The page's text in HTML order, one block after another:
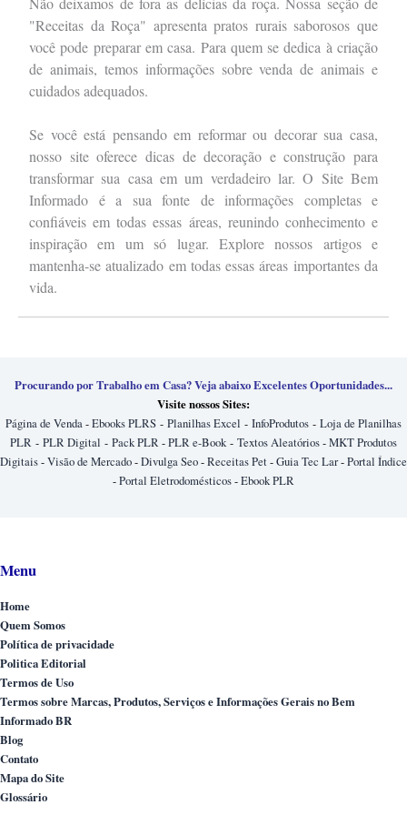
"Receitas da Roça" apresenta pratos rurais saborosos que
você pode preparar em casa. Para quem se dedica à criação
de animais, temos informações sobre venda de animais e
cuidados adequados.
Se você está pensando em reformar ou decorar sua casa,
nosso site oferece dicas de decoração e construção para
transformar sua casa em um verdadeiro lar. O Site Bem
Informado é a sua fonte de informações completas e
confiáveis em todas essas áreas, reunindo conhecimento e
inspiração em um só lugar. Explore nossos artigos e
mantenha-se atualizado em todas essas áreas importantes da
vida.
Procurando por Trabalho em Casa? Veja abaixo Excelentes Oportunidades...
Visite nossos Sites:
Página de Venda-Ebooks PLRS - Planilhas Excel - InfoProdutos - Loja de Planilhas
PLR - PLR Digital - Pack PLR-PLR e-Book- Textos Aleatórios-MKT Produtos
Digitais-Visão de Mercado-Divulga Seo-Receitas Pet-Guia Tec Lar-Portal Índice
-Portal Eletrodomésticos-Ebook PLR
Menu
Home
Quem Somos
Política de privacidade
Politica Editorial
Termos de Uso
Termos sobre Marcas, Produtos, Serviços e Informações Gerais no Bem
Informado BR
Blog
Contato
Mapa do Site
Glossário